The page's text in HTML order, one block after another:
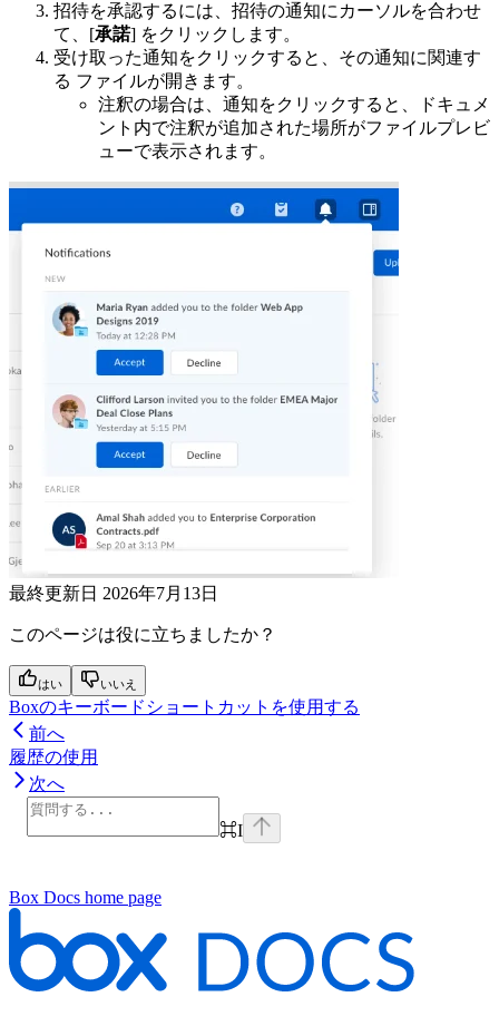
招待を承認するには、招待の通知にカーソルを合わせ
て、[承諾] をクリックします。
受け取った通知をクリックすると、その通知に関連す
る ファイルが開きます。
注釈の場合は、通知をクリックすると、ドキュメ
ント内で注釈が追加された場所がファイルプレビ
ューで表示されます。
最終更新日 2026年7月13日
このページは役に立ちましたか？
はい いいえ
Boxのキーボードショートカットを使用する
前へ
履歴の使用
次へ
⌘I
Box Docs home page